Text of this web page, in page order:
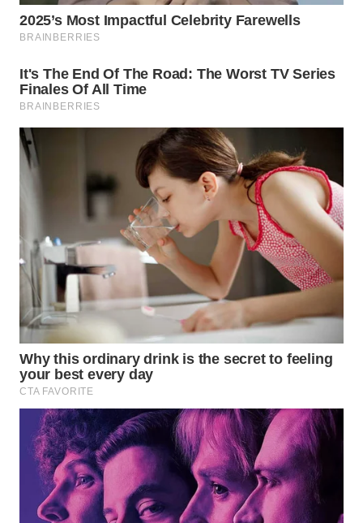
SUMEDANG
CIANJUR
KEPULAUAN
TANGERANG
WN
BINJAI
WN
CIREBON
WN
INDRAMAYU
WN
KUNINGAN
WN
MAJALENGKA